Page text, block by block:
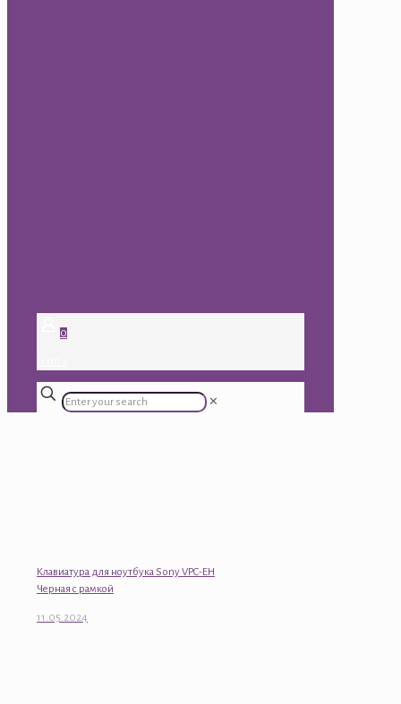
0
✕
Клавиатура для ноутбука Sony VPC-EH
Черная с рамкой
11.05.2024